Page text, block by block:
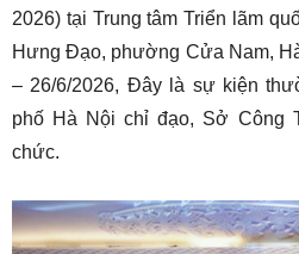
2026) tại Trung tâm Triển lãm
Hưng Đạo, phường Cửa Nam,
– 26/6/2026, Đây là sự kiện
phố Hà Nội chỉ đạo, Sở Công
chức.